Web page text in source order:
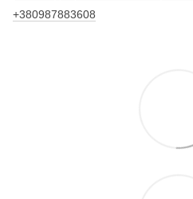
+380987883608